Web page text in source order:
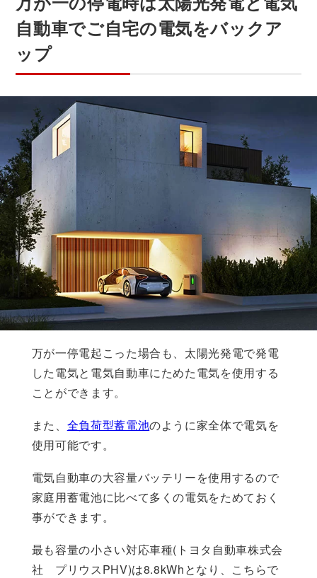
自動車でご自宅の電気をバックア
ップ
万が一停電起こった場合も、太陽光発電で発電
した電気と電気自動車にためた電気を使用する
ことができます。
また、 全負荷型蓄電池のように家全体で電気を
使用可能です。
電気自動車の大容量バッテリーを使用するので
家庭用蓄電池に比べて多くの電気をためておく
事ができます。
最も容量の小さい対応車種(トヨタ自動車株式会
社 プリウスPHV)は8.8kWhとなり、こちらで